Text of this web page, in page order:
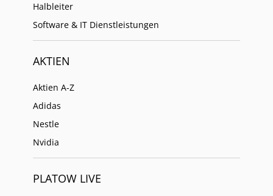
Halbleiter
Software & IT Dienstleistungen
AKTIEN
Aktien A-Z
Adidas
Nestle
Nvidia
PLATOW LIVE